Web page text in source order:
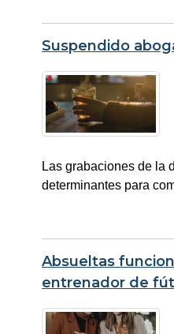
Suspendido
Las grabaciones de la
determinantes para
Absueltas
entrenador de